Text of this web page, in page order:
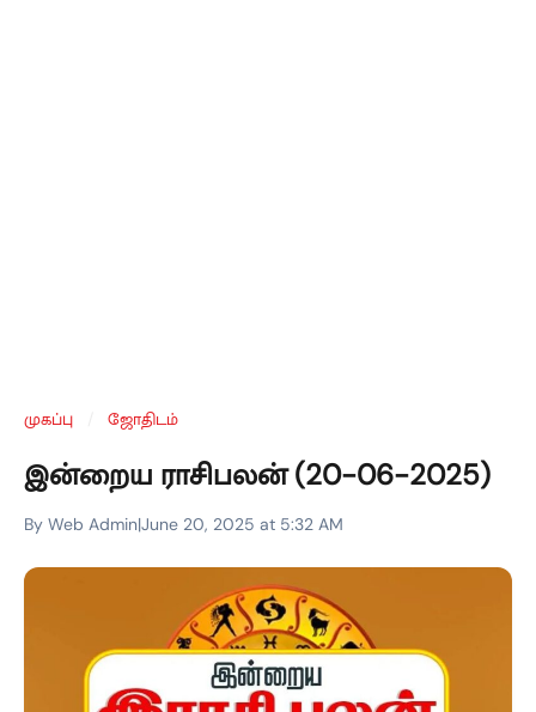
முகப்பு ஜோதிடம்
இன்றைய ராசிபலன் (20-06-2025)
By Web Admin|June 20, 2025 at 5:32 AM